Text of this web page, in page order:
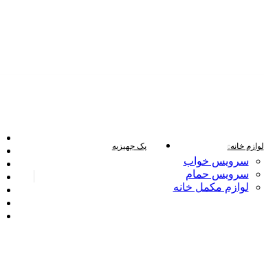
لوازم خانه
سرویس خواب
سرویس حمام
لوازم مکمل خانه
پک جهیزیه